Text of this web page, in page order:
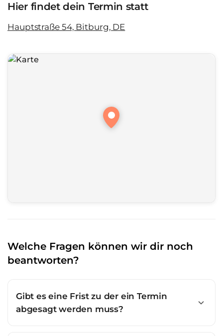
Hier findet dein Termin statt
Hauptstraße 54, Bitburg, DE
Welche Fragen können wir dir noch
beantworten?
Gibt es eine Frist zu der ein Termin
abgesagt werden muss?